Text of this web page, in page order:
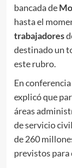
bancada de
hasta el
trabajadores
destinado un
este rubro.
En
explicó que
áreas
de servicio
de 260
previstos